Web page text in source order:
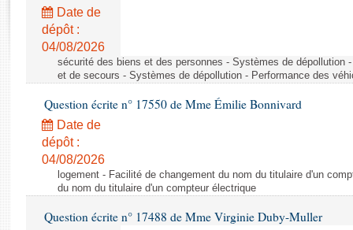
Rapports législatifs
Rapports sur l'application des lois
Baromètre de l’application des lois
Dossiers législatifs
Budget et sécurité sociale
Questions écrites et orales
Comptes rendus des débats
Date de
dépôt :
04/08/2026
sécurité des biens et des personnes - Systèmes de dépollution
et de secours - Systèmes de dépollution - Performance des
Question écrite n° 17550 de Mme Émilie Bonnivard
Date de
dépôt :
04/08/2026
logement - Facilité de changement du nom du titulaire d'un
du nom du titulaire d'un compteur électrique
Question écrite n° 17488 de Mme Virginie Duby-Muller